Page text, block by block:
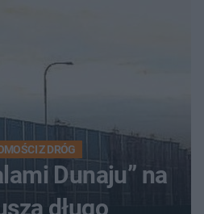
Z DRÓG
Dunaju” na
długo